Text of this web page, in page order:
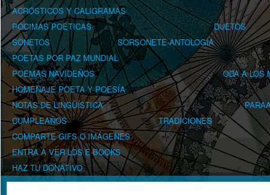
ACRÓSTICOS Y CALIGRAMAS
PÓCIMAS POÉTICAS
DUETOS
SONETOS
SORSONETE-ANTOLOGÍA
POETAS POR PAZ MUNDIAL
POEMAS NAVIDEÑOS
ODA A LOS
HOMENAJE POETA Y POESÍA
NOTAS DE LINGÜÍSTICA
CUMPLEAÑOS
TRADICIONES
COMPARTE GIFS O IMÁGENES
ENTRA A VER LOS E-BOOKS
HAZ TU DONATIVO